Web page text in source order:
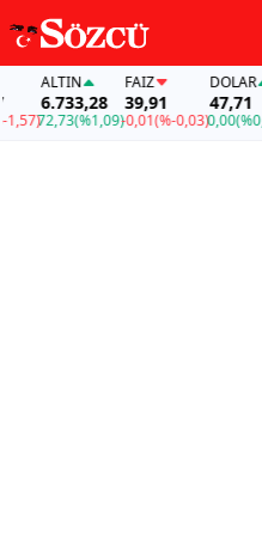
ALTIN
6.733,28
72,73(%1,09)
FAİZ
39,91
-0,01(%-0,03)
DOLAR
47,71
0,00